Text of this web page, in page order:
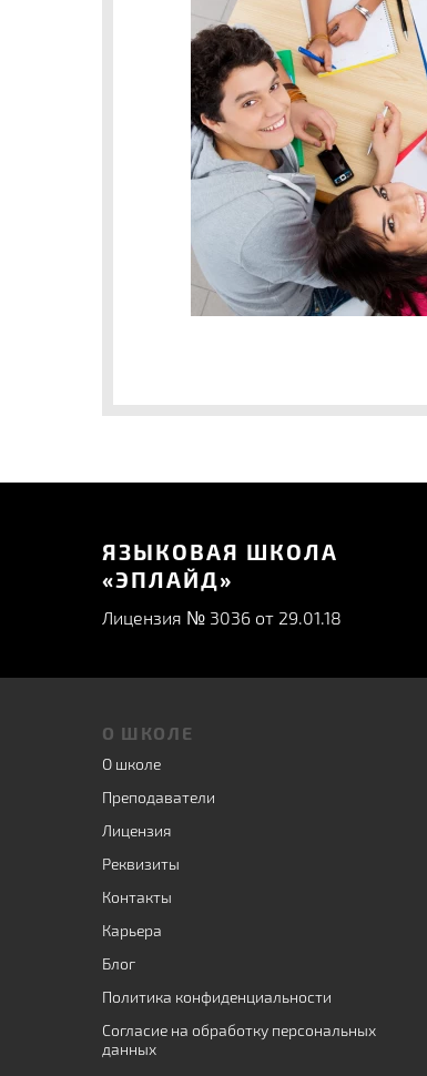
ЯЗЫКОВАЯ ШКОЛА
«ЭПЛАЙД»
Лицензия № 3036 от 29.01.18
О ШКОЛЕ
О школе
Преподаватели
Лицензия
Реквизиты
Контакты
Карьера
Блог
Политика конфиденциальности
Согласие на обработку персональных
данных